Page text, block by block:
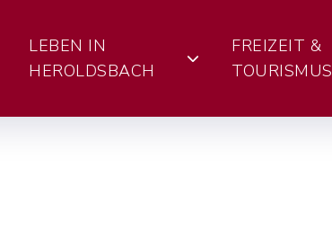
LEBEN IN
HEROLDSBACH
FREIZEIT &
TOURISMUS